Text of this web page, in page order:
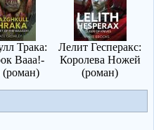
Трака:
Вааа!-
Лелит Гесперакс:
Королева Ножей
(роман)